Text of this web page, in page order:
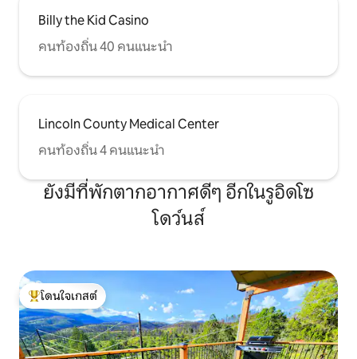
Billy the Kid Casino
คนท้องถิ่น 40 คนแนะนำ
Lincoln County Medical Center
คนท้องถิ่น 4 คนแนะนำ
ยังมีที่พักตากอากาศดีๆ อีกในรูอิดโซ
โดว์นส์
โดนใจเกสต์ที่สุด
โดนใจเกสต์